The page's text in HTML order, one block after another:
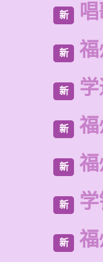
新
新
新
新
新
新
新